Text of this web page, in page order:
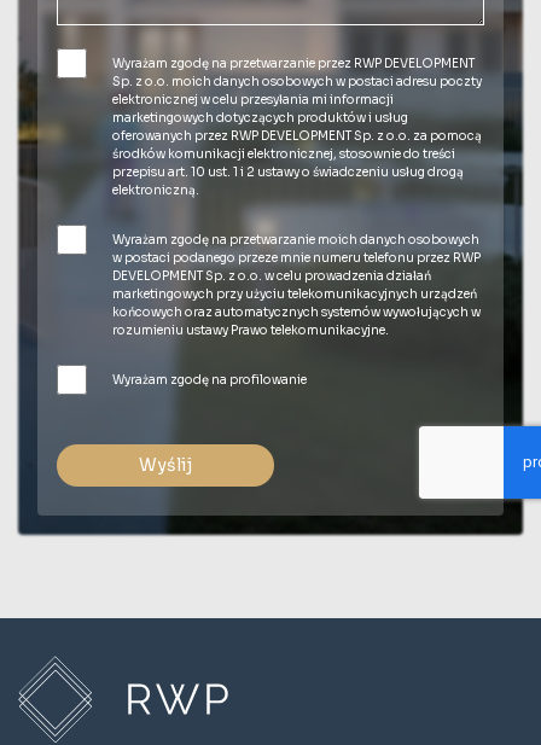
Wyrażam zgodę na przetwarzanie przez RWP DEVELOPMENT
Sp. z o.o. moich danych osobowych w postaci adresu poczty
elektronicznej w celu przesyłania mi informacji
marketingowych dotyczących produktów i usług
oferowanych przez RWP DEVELOPMENT Sp. z o.o. za pomocą
środków komunikacji elektronicznej, stosownie do treści
przepisu art. 10 ust. 1 i 2 ustawy o świadczeniu usług drogą
elektroniczną.
Wyrażam zgodę na przetwarzanie moich danych osobowych
w postaci podanego przeze mnie numeru telefonu przez RWP
DEVELOPMENT Sp. z o.o. w celu prowadzenia działań
marketingowych przy użyciu telekomunikacyjnych urządzeń
końcowych oraz automatycznych systemów wywołujących w
rozumieniu ustawy Prawo telekomunikacyjne.
Wyrażam zgodę na profilowanie
Wyślij